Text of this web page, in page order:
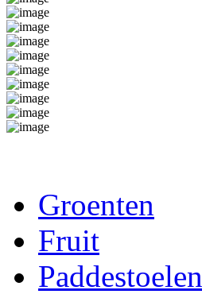
Groenten
Fruit
Paddestoelen